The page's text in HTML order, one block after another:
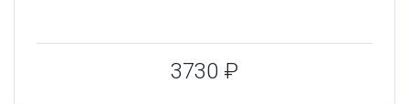
3730 ₽